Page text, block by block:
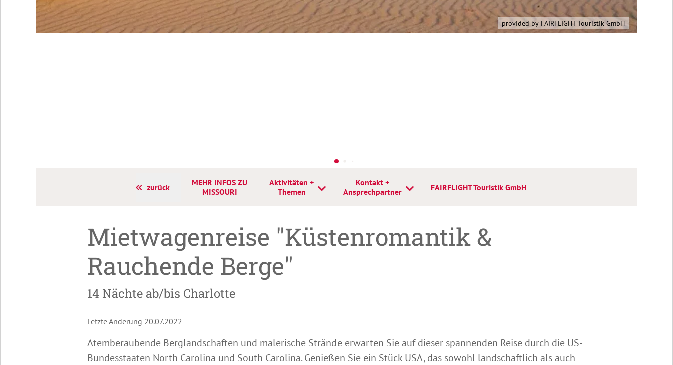
zurück
MEHR INFOS ZU
MISSOURI
Aktivitäten +
Themen
Kontakt +
Ansprechpartner
FAIRFLIGHT Touristik GmbH
Mietwagenreise "Küstenromantik &
Rauchende Berge"
14 Nächte ab/bis Charlotte
Letzte Änderung 20.07.2022
Atemberaubende Berglandschaften und malerische Strände erwarten Sie auf dieser spannenden Reise durch die US-
Bundesstaaten North Carolina und South Carolina. Genießen Sie ein Stück USA, das sowohl landschaftlich als auch